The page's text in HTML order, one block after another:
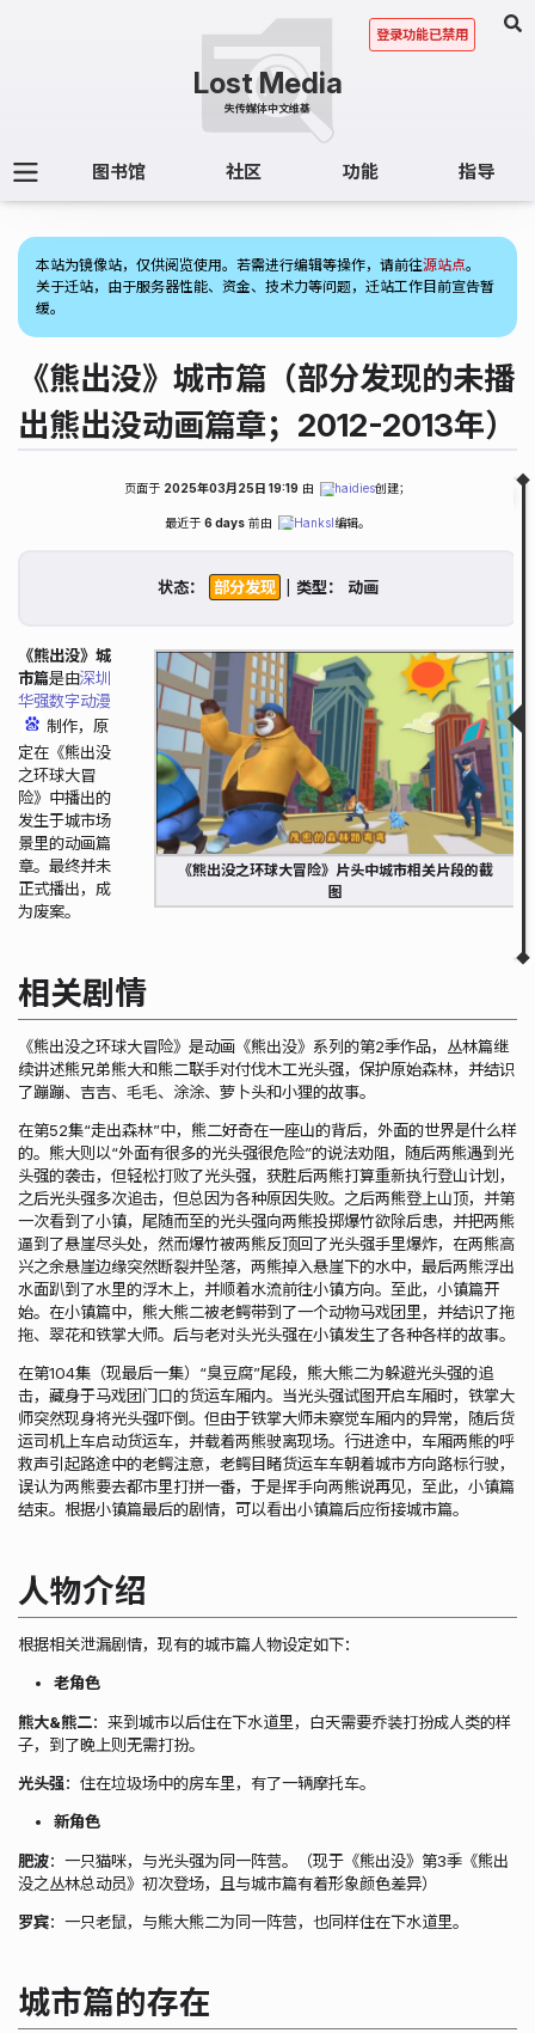
图书馆 社区 功能 指导
登录功能已禁用
本站为镜像站，仅供阅览使用。若需进行编辑等操作，请前往源站点。
关于迁站，由于服务器性能、资金、技术力等问题，迁站工作目前宣告暂
缓。
《熊出没》城市篇（部分发现的未播
出熊出没动画篇章；2012-2013年）
Table of Contents
人物介绍
城市篇的存在
疑似内部人员发布的资料
后续
后续剧情衔接
资产复用
回应
后续搜索
相关图片
相关链接
相关条目
相关视频
页面于 2025年03月25日 19:19由 haidies创建；
最近于6 days 前由 Hanksl编辑。
状态： 类型：
《熊出没之环球大冒险》片头中城市相关片段的截
图
《熊出没》城
市篇是由深圳
华强数字动漫
制作，原
定在《熊出没
之环球大冒
险》中播出的
发生于城市场
景里的动画篇
章。最终并未
正式播出，成
为废案。
相关剧情
《熊出没之环球大冒险》是动画《熊出没》系列的第2季作品，丛林篇继
续讲述熊兄弟熊大和熊二联手对付伐木工光头强，保护原始森林，并结识
了蹦蹦、吉吉、毛毛、涂涂、萝卜头和小狸的故事。
在第52集“走出森林”中，熊二好奇在一座山的背后，外面的世界是什么样
的。熊大则以“外面有很多的光头强很危险”的说法劝阻，随后两熊遇到光
头强的袭击，但轻松打败了光头强，获胜后两熊打算重新执行登山计划，
之后光头强多次追击，但总因为各种原因失败。之后两熊登上山顶，并第
一次看到了小镇，尾随而至的光头强向两熊投掷爆竹欲除后患，并把两熊
逼到了悬崖尽头处，然而爆竹被两熊反顶回了光头强手里爆炸，在两熊高
兴之余悬崖边缘突然断裂并坠落，两熊掉入悬崖下的水中，最后两熊浮出
水面趴到了水里的浮木上，并顺着水流前往小镇方向。至此，小镇篇开
始。在小镇篇中，熊大熊二被老鳄带到了一个动物马戏团里，并结识了拖
拖、翠花和铁掌大师。后与老对头光头强在小镇发生了各种各样的故事。
在第104集（现最后一集）“臭豆腐”尾段，熊大熊二为躲避光头强的追
击，藏身于马戏团门口的货运车厢内。当光头强试图开启车厢时，铁掌大
师突然现身将光头强吓倒。但由于铁掌大师未察觉车厢内的异常，随后货
运司机上车启动货运车，并载着两熊驶离现场。行进途中，车厢两熊的呼
救声引起路途中的老鳄注意，老鳄目睹货运车车朝着城市方向路标行驶，
误认为两熊要去都市里打拼一番，于是挥手向两熊说再见，至此，小镇篇
结束。根据小镇篇最后的剧情，可以看出小镇篇后应衔接城市篇。
人物介绍
根据相关泄漏剧情，现有的城市篇人物设定如下：
老角色
熊大&熊二：来到城市以后住在下水道里，白天需要乔装打扮成人类的样
子，到了晚上则无需打扮。
光头强：住在垃圾场中的房车里，有了一辆摩托车。
新角色
肥波：一只猫咪，与光头强为同一阵营。（现于《熊出没》第3季《熊出
没之丛林总动员》初次登场，且与城市篇有着形象颜色差异）
罗宾：一只老鼠，与熊大熊二为同一阵营，也同样住在下水道里。
城市篇的存在